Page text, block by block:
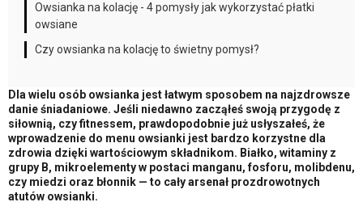
Owsianka na kolację - 4 pomysły jak wykorzystać płatki
owsiane
Czy owsianka na kolację to świetny pomysł?
Dla wielu osób owsianka jest łatwym sposobem na najzdrowsze
danie śniadaniowe. Jeśli niedawno zacząłeś swoją przygodę z
siłownią, czy fitnessem, prawdopodobnie już usłyszałeś, że
wprowadzenie do menu owsianki jest bardzo korzystne dla
zdrowia dzięki wartościowym składnikom. Białko, witaminy z
grupy B, mikroelementy w postaci manganu, fosforu, molibdenu,
czy miedzi oraz błonnik — to cały arsenał prozdrowotnych
atutów owsianki.